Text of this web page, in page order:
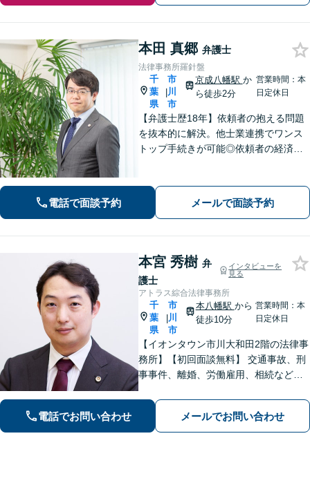
本田 真郷 弁護士
法律事務所羅針盤
千
葉
県
|
市
川
市
京成八幡駅 か
ら徒歩2分
営業時間：本
日定休日
【弁護士歴18年】依頼者の抱える問題
を抜本的に解決。他士業連携でワンス
トップ手続きが可能◎依頼者の経済
持。相続トラブルのみならず税金・登
記まで対応【マンション管理士】
電話で面談予約 メールで面談予約
本宮 秀樹 弁
護士
インタビューを
見る
アトラス綜合法律事務所
千
葉
県
|
市
川
市
本八幡駅 から
徒歩10分
営業時間：本
日定休日
【イオンタウン市川大和田2階の法律事
務所】【初回面談無料】 交通事故、刑
事事件、離婚、労働雇用、相続などの
経験15年以上】依頼者様に寄り添い、
解決へと導きます【電話相談可】【本
八幡駅9分】
電話でお問い合わせ メールでお問い合わせ